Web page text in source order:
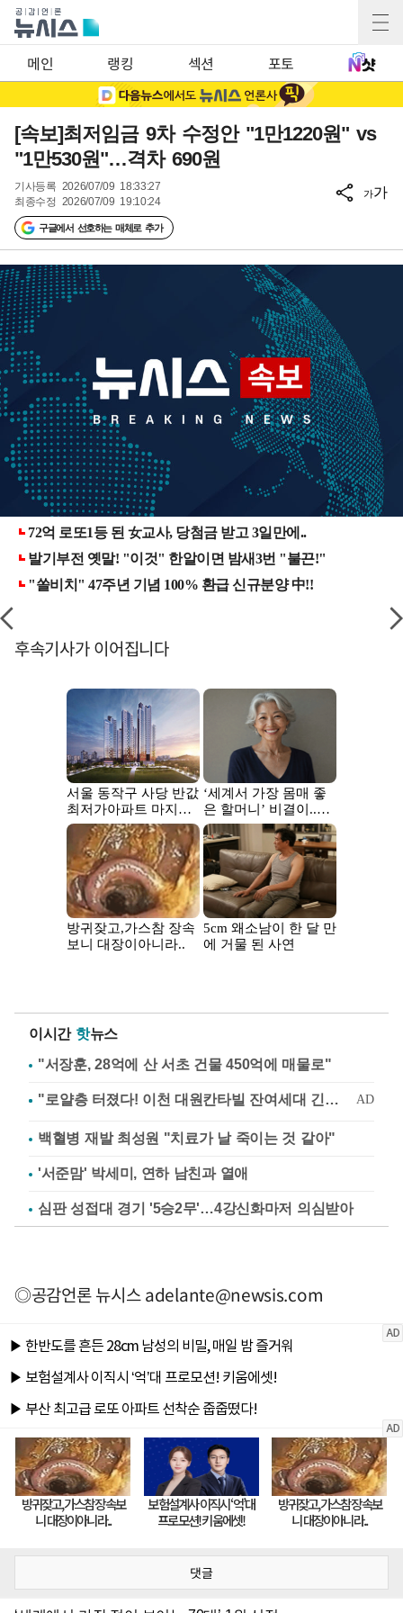
메인 랭킹 섹션 포토
[속보]최저임금 9차 수정안 "1만1220원" vs
"1만530원"…격차 690원
기사등록 2026/07/09 18:33:27
최종수정 2026/07/09 19:10:24
구글에서 선호하는 매체로 추가
가가
후속기사가 이어집니다
이시간 핫뉴스
"서장훈, 28억에 산 서초 건물 450억에 매물로"
백혈병 재발 최성원 "치료가 날 죽이는 것 같아"
'서준맘' 박세미, 연하 남친과 열애
심판 성접대 경기 '5승2무'…4강신화마저 의심받아
◎공감언론 뉴시스adelante@newsis.com
댓글